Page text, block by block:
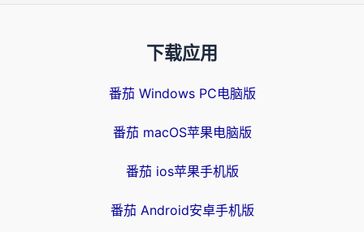
下载应用
番茄 Windows PC电脑版
番茄 macOS苹果电脑版
番茄 ios苹果手机版
番茄 Android安卓手机版